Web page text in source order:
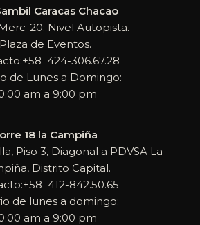
Caracas Chacao
20: Nivel Autopista.
Plaza de Eventos.
424-306.67.28
de Lunes a Domingo:
am a 9:00 pm
18 la Campiña
Piso 3, Diagonal a PDVSA La
Distrito Capital.
412-842.50.65
de lunes a domingo:
am a 9:00 pm